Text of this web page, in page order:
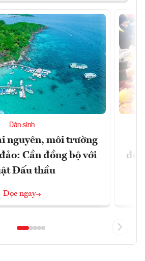
Dân sinh
nguyên, môi trường
Cần đồng bộ với
Đấu thầu
Đọc ngay